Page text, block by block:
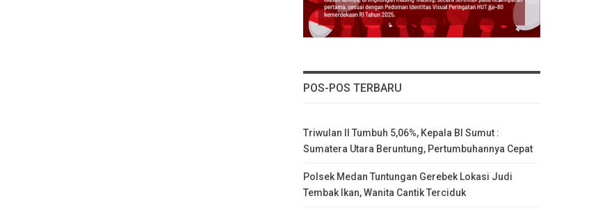
POS-POS TERBARU
Triwulan II Tumbuh 5,06%, Kepala BI Sumut :
Sumatera Utara Beruntung, Pertumbuhannya Cepat
Polsek Medan Tuntungan Gerebek Lokasi Judi
Tembak Ikan, Wanita Cantik Terciduk